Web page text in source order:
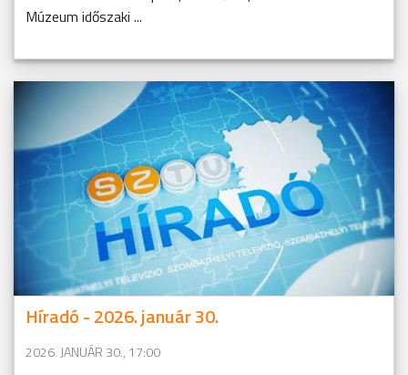
Múzeum időszaki ...
Híradó - 2026. január 30.
2026. JANUÁR 30., 17:00